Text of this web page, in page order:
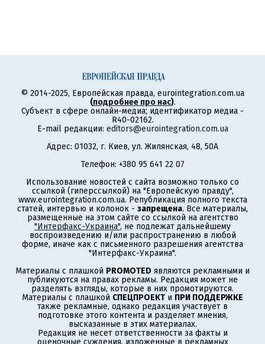
© 2014-2025, Европейская правда, eurointegration.com.ua
(подробнее про нас).
Субъект в сфере онлайн-медиа; идентификатор медиа -
R40-02162.
E-mail редакции: editors@eurointegration.com.ua
Адрес: 01032, г. Киев, ул. Жилянская, 48, 50А
Телефон: +380 95 641 22 07
Использование новостей с сайта возможно только со
ссылкой (гиперссылкой) на "Европейскую правду",
www.eurointegration.com.ua. Републикация полного текста
статей, интервью и колонок - запрещена. Все материалы,
размещенные на этом сайте со ссылкой на агентство
"Интерфакс-Украина", не подлежат дальнейшему
воспроизведению и/или распространению в любой
форме, иначе как с письменного разрешения агентства
"Интерфакс-Украина".
Материалы с плашкой PROMOTED являются рекламными и
публикуются на правах рекламы. Редакция может не
разделять взгляды, которые в них промотируются.
Материалы с плашкой СПЕЦПРОЕКТ и ПРИ ПОДДЕРЖКЕ
также рекламные, однако редакция участвует в
подготовке этого контента и разделяет мнения,
высказанные в этих материалах.
Редакция не несет ответственности за факты и
оценочные суждения, изложенные в рекламных